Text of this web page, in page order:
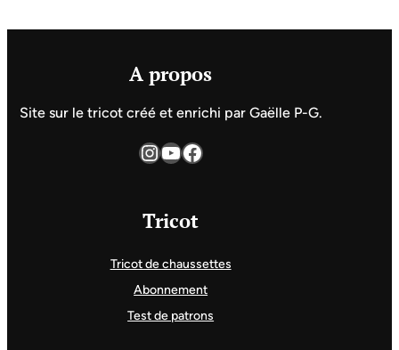
A propos
Site sur le tricot créé et enrichi par Gaëlle P-G.
InstagramYouTube Facebook
Tricot
Tricot de chaussettes
Abonnement
Test de patrons